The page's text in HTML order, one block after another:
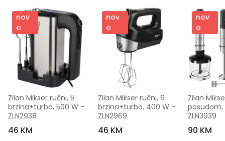
nov
o
Zilan Mikser ručni, 5
brzina+turbo, 500 W -
ZLN2938
46 KM
nov
o
Zilan Mikser ručni, 6
brzina+turbo, 400 W -
ZLN2969
46 KM
nov
o
Zilan
posudom,
ZLN3939
90 KM